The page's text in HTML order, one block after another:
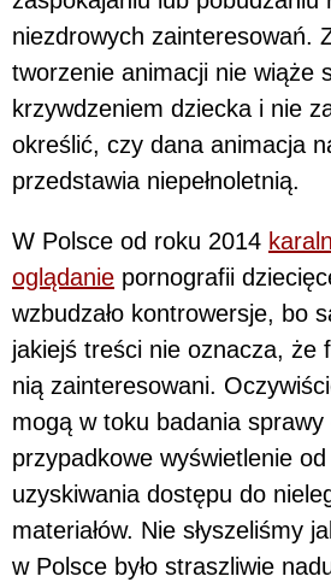
niezdrowych zainteresowań.
tworzenie animacji nie wiąże
krzywdzeniem dziecka i nie
określić, czy dana animacja
przedstawia niepełnoletnią.
W Polsce od roku 2014
oglądanie pornografii
wzbudzało kontrowersje, bo
jakiejś treści nie oznacza, że
nią zainteresowani.
mogą w toku badania sprawy
przypadkowe wyświetlenie
uzyskiwania dostępu do
materiałów. Nie słyszeliśmy
w Polsce było straszliwie